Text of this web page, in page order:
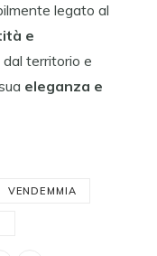
legato al
e
territorio e
eleganza e
VENDEMMIA